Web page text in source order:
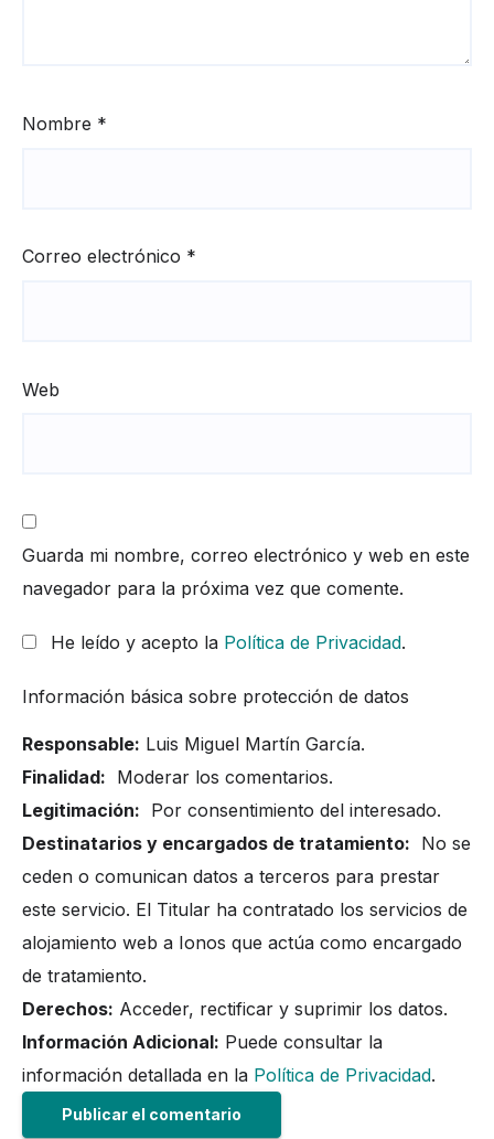
Nombre *
Correo electrónico *
Web
Guarda mi nombre, correo electrónico y web en este
navegador para la próxima vez que comente.
He leído y acepto la Política de Privacidad.
Información básica sobre protección de datos
Responsable: Luis Miguel Martín García.
Finalidad: Moderar los comentarios.
Legitimación: Por consentimiento del interesado.
Destinatarios y encargados de tratamiento: No se
ceden o comunican datos a terceros para prestar
este servicio. El Titular ha contratado los servicios de
alojamiento web a Ionos que actúa como encargado
de tratamiento.
Derechos: Acceder, rectificar y suprimir los datos.
Información Adicional: Puede consultar la
información detallada en la Política de Privacidad.